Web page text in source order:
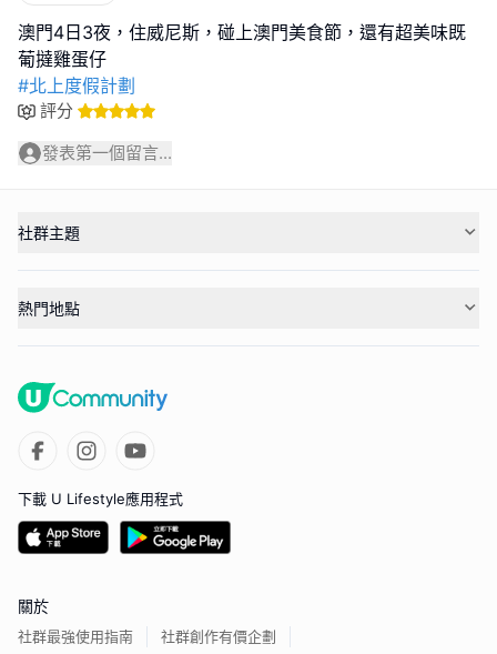
澳門4日3夜，住威尼斯，碰上澳門美食節，還有超美味既
#北上度假計劃
評分
發表第一個留言...
社群主題
熱門地點
下載 U Lifestyle應用程式
關於
社群最強使用指南 社群創作有價企劃